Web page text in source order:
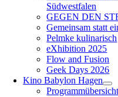
Südwestfalen
GEGEN DEN
Gemeinsam statt
Pelmke kulinarisch
eXhibition 2025
Flow and Fusion
Geek Days 2026
Kino Babylon Hagen
Programmübersicht